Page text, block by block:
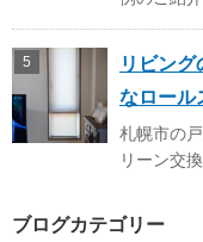
リビン
なロール
札幌市の
リーン交
ブログカテゴリー